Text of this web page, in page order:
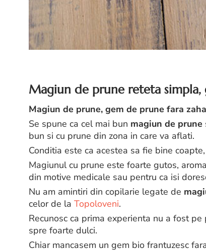
Magiun de prune reteta simpla,
Magiun de prune, gem de prune fara
Se spune ca cel mai bun magiun de prune
bun si cu prune din zona in care va aflati.
Conditia este ca acestea sa fie bine
Magiunul cu prune este foarte gutos,
din motive medicale sau pentru ca isi
Nu am amintiri din copilarie legate de
celor de la Topoloveni.
Recunosc ca prima experienta nu a fost
spre foarte dulci.
Chiar mancasem un gem bio frantuzesc